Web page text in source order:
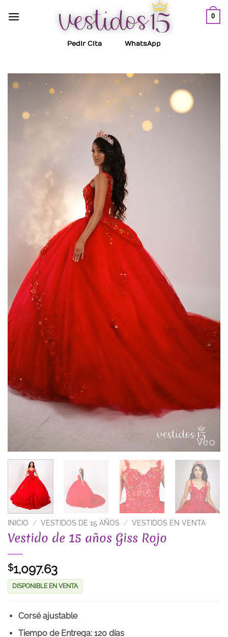
0
Pedir Cita WhatsApp
INICIO / VESTIDOS DE 15 AÑOS / VESTIDOS EN VENTA
Vestido de 15 años Giss Rojo
$1,097.63
DISPONIBLE EN VENTA
Corsé ajustable
Tiempo de Entrega: 120 días